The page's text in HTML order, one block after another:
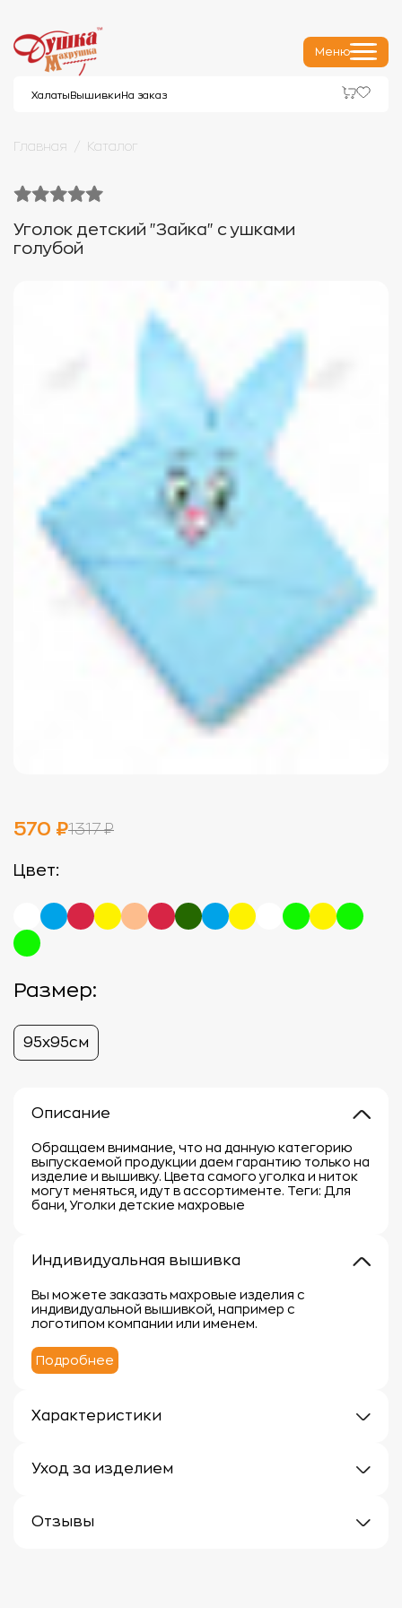
Меню
Халаты Вышивки На заказ
Главная Каталог
Уголок детский "Зайка" с ушками
голубой
570 ₽1317 ₽
Цвет:
Размер:
95х95см
Описание
Обращаем внимание, что на данную категорию
выпускаемой продукции даем гарантию только на
изделие и вышивку. Цвета самого уголка и ниток
могут меняться, идут в ассортименте. Теги: Для
бани, Уголки детские махровые
Индивидуальная вышивка
Вы можете заказать махровые изделия с
индивидуальной вышивкой, например с
логотипом компании или именем.
Подробнее
Характеристики
Материал: 100% хлопок
Уход за изделием
чтобы сохранить их мягкость, впитывающие
Отзывы